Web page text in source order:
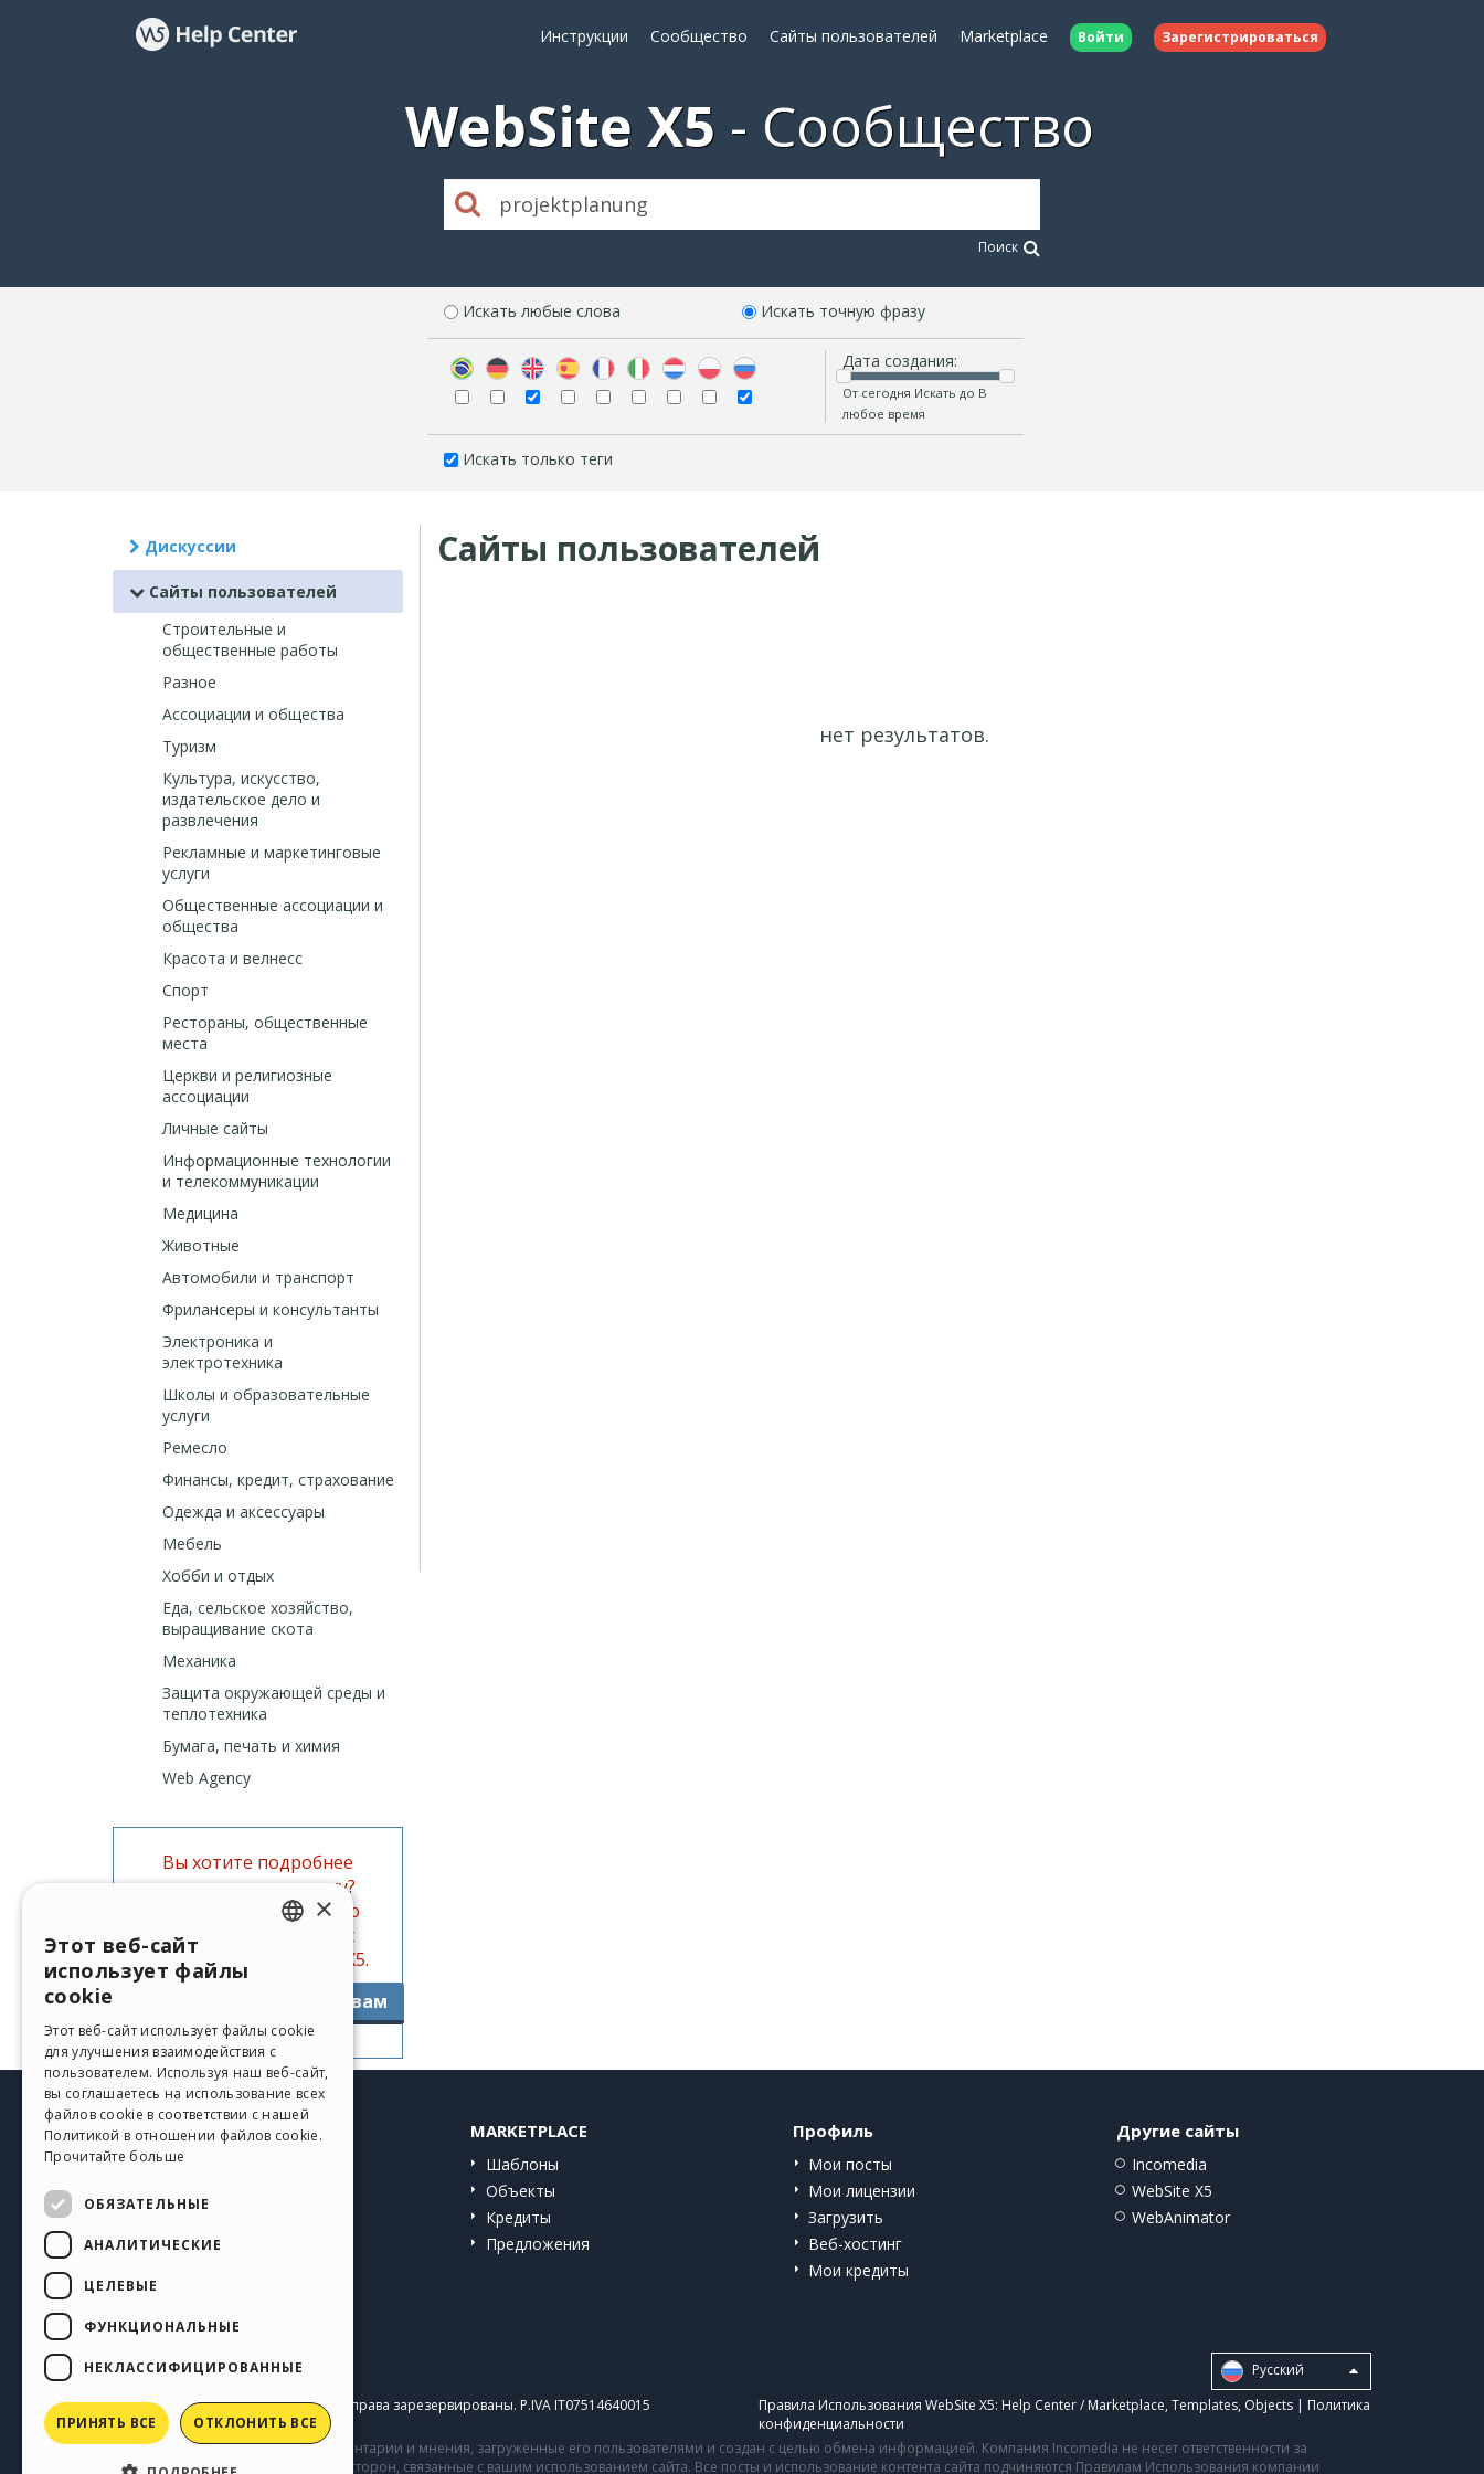
Инструкции Сообщество Сайты пользователей Marketplace Войти Зарегистрироваться
WebSite X5 Сообщество
Поиск
Искать любые слова Искать точную фразу
Дата создания:
От сегодня Искать до В
любое время
Искать только теги
Дискуссии
Сайты пользователей
Строительные и
общественные работы
Разное
Ассоциации и общества
Туризм
Культура, искусство,
издательское дело и
развлечения
Рекламные и маркетинговые
услуги
Общественные ассоциации и
общества
Красота и велнесс
Спорт
Рестораны, общественные
места
Церкви и религиозные
ассоциации
Личные сайты
Информационные технологии
и телекоммуникации
Медицина
Животные
Автомобили и транспорт
Фрилансеры и консультанты
Электроника и
электротехника
Школы и образовательные
услуги
Ремесло
Финансы, кредит, страхование
Одежда и аксессуары
Мебель
Хобби и отдых
Еда, сельское хозяйство,
выращивание скота
Механика
Защита окружающей среды и
теплотехника
Бумага, печать и химия
Web Agency
Вы хотите подробнее
изучить данную тему?
Поищите информацию
также в официальных
руководствах WebSite X5.
Перейти к руководствам
Сайты пользователей
нет результатов.
HELP CENTER
Инструкции
MARKETPLACE
Шаблоны
Объекты
Кредиты
Предложения
Профиль
Мои посты
Мои лицензии
Загрузить
Веб-хостинг
Мои кредиты
Другие сайты
Incomedia
WebSite X5
WebAnimator
Pусский
Copyright © 2026Incomedia s.r.l.Все права зарезервированы. P.IVA IT07514640015 Правила Использования WebSite X5: Help Center / Marketplace, Templates, Objects | Политика
конфиденциальности
Сайт содержит информацию, комментарии и мнения, загруженные его пользователями и создан с целью обмена информацией. Компания Incomedia не несет ответственности за
комментарии и поведение третьих сторон, связанные с вашим использованием сайта. Все посты и использование контента сайта подчиняются Правилам Использования компании
GERMAN
SPANISH
PORTUGUESE
POLISH
×
Этот веб-сайт
использует файлы
cookie
Этот веб-сайт использует файлы cookie
для улучшения взаимодействия с
пользователем. Используя наш веб-сайт,
вы соглашаетесь на использование всех
файлов cookie в соответствии с нашей
Политикой в ​​отношении файлов cookie.
Прочитайте больше
ОБЯЗАТЕЛЬНЫЕ
АНАЛИТИЧЕСКИЕ
ЦЕЛЕВЫЕ
ФУНКЦИОНАЛЬНЫЕ
НЕКЛАССИФИЦИРОВАННЫЕ
ПРИНЯТЬ ВСЕ ОТКЛОНИТЬ ВСЕ